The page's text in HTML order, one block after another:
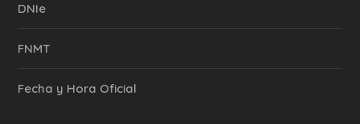
DNIe
FNMT
Fecha y Hora Oficial